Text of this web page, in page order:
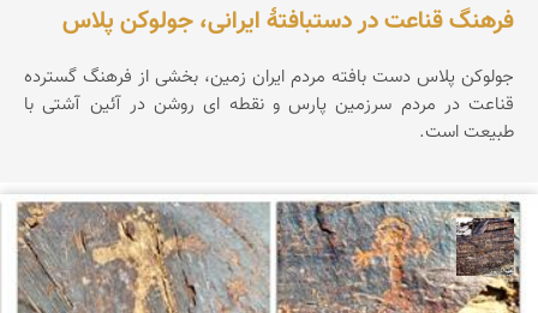
فرهنگ قناعت در دستبافتهٔ ایرانی، جولوکن پلاس
جولوکن پلاس دست بافته مردم ایران زمین، بخشی از فرهنگ گسترده
قناعت در مردم سرزمین پارس و نقطه ای روشن در آئین آشتی با
طبیعت است.
محمد ناصری فرد